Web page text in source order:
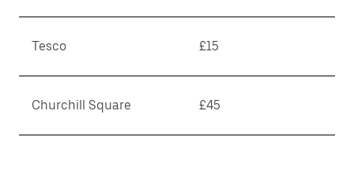
Tesco £15
Churchill Square £45